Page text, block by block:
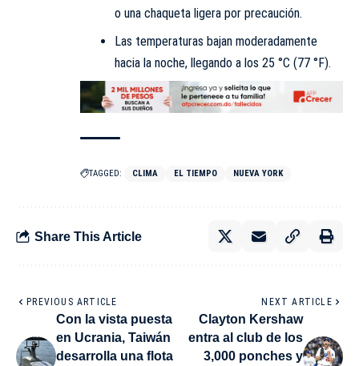
o una chaqueta ligera por precaución.
Las temperaturas bajan moderadamente
hacia la noche, llegando a los 25 °C (77 °F).
TAGGED: CLIMA EL TIEMPO NUEVA YORK
Share This Article
PREVIOUS ARTICLE
Con la vista puesta
en Ucrania, Taiwán
desarrolla una flota
NEXT ARTICLE
Clayton Kershaw
entra al club de los
3,000 ponches y